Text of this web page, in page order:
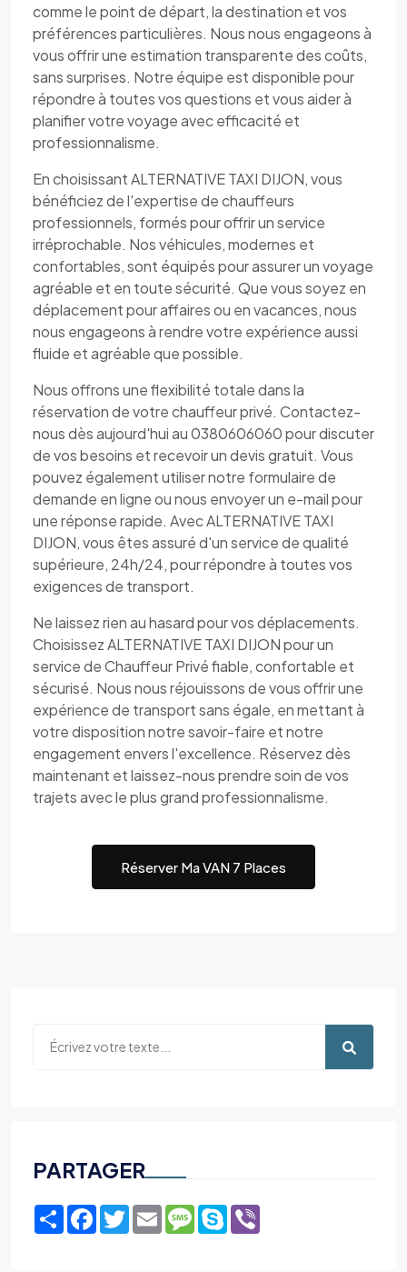
comme le point de départ, la destination et vos
préférences particulières. Nous nous engageons à
vous offrir une estimation transparente des coûts,
sans surprises. Notre équipe est disponible pour
répondre à toutes vos questions et vous aider à
planifier votre voyage avec efficacité et
professionnalisme.
En choisissant ALTERNATIVE TAXI DIJON, vous
bénéficiez de l'expertise de chauffeurs
professionnels, formés pour offrir un service
irréprochable. Nos véhicules, modernes et
confortables, sont équipés pour assurer un voyage
agréable et en toute sécurité. Que vous soyez en
déplacement pour affaires ou en vacances, nous
nous engageons à rendre votre expérience aussi
fluide et agréable que possible.
Nous offrons une flexibilité totale dans la
réservation de votre chauffeur privé. Contactez-
nous dès aujourd'hui au 0380606060 pour discuter
de vos besoins et recevoir un devis gratuit. Vous
pouvez également utiliser notre formulaire de
demande en ligne ou nous envoyer un e-mail pour
une réponse rapide. Avec ALTERNATIVE TAXI
DIJON, vous êtes assuré d'un service de qualité
supérieure, 24h/24, pour répondre à toutes vos
exigences de transport.
Ne laissez rien au hasard pour vos déplacements.
Choisissez ALTERNATIVE TAXI DIJON pour un
service de Chauffeur Privé fiable, confortable et
sécurisé. Nous nous réjouissons de vous offrir une
expérience de transport sans égale, en mettant à
votre disposition notre savoir-faire et notre
engagement envers l'excellence. Réservez dès
maintenant et laissez-nous prendre soin de vos
trajets avec le plus grand professionnalisme.
Réserver Ma VAN 7 Places
PARTAGER
ShareFacebook
TwitterEmailMessage
Skype